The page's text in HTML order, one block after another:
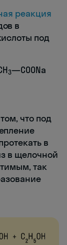
реакция
в
под
3—COONa
что под
в
в щелочной
так